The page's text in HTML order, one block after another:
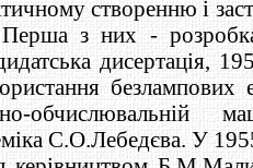
створенню і
з них - розробка
дисертація,
безлампових
С.О.Лебедєва. У